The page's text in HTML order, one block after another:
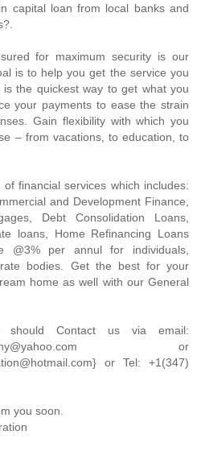
capital loan from local banks and
for maximum security is our
is to help you get the service you
the quickest way to get what you
your payments to ease the strain
Gain flexibility with which you
– from vacations, to education, to
financial services which includes:
and Development Finance,
Debt Consolidation Loans,
loans, Home Refinancing Loans
@3% per annul for individuals,
bodies. Get the best for your
home as well with our General
should Contact us via email:
or
or Tel: +1(347)
you soon.